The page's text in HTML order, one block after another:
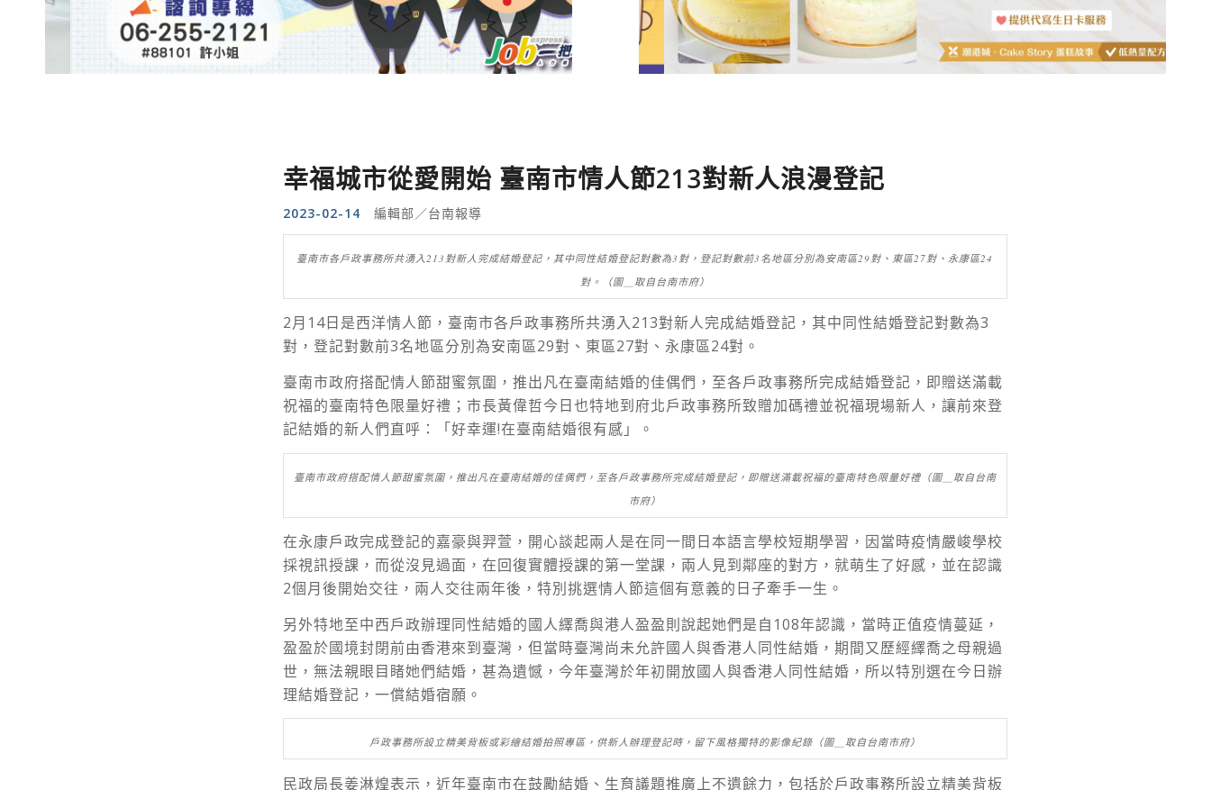
幸福城市從愛開始 臺南市情人節213對新人浪漫登記
2023-02-14 編輯部／台南報導
臺南市各戶政事務所共湧入213對新人完成結婚登記，其中同性結婚登記對數為3對，登記對數前3名地區分別為安南區29對、東區27對、永康區24
對。（圖＿取自台南市府）
2月14日是西洋情人節，臺南市各戶政事務所共湧入213對新人完成結婚登記，其中同性結婚登記對數為3
對，登記對數前3名地區分別為安南區29對、東區27對、永康區24對。
臺南市政府搭配情人節甜蜜氛圍，推出凡在臺南結婚的佳偶們，至各戶政事務所完成結婚登記，即贈送滿載
祝福的臺南特色限量好禮；市長黃偉哲今日也特地到府北戶政事務所致贈加碼禮並祝福現場新人，讓前來登
記結婚的新人們直呼：「好幸運!在臺南結婚很有感」。
臺南市政府搭配情人節甜蜜氛圍，推出凡在臺南結婚的佳偶們，至各戶政事務所完成結婚登記，即贈送滿載祝福的臺南特色限量好禮（圖＿取自台南
市府）
在永康戶政完成登記的嘉豪與羿萱，開心談起兩人是在同一間日本語言學校短期學習，因當時疫情嚴峻學校
採視訊授課，而從沒見過面，在回復實體授課的第一堂課，兩人見到鄰座的對方，就萌生了好感，並在認識
2個月後開始交往，兩人交往兩年後，特別挑選情人節這個有意義的日子牽手一生。
另外特地至中西戶政辦理同性結婚的國人繹喬與港人盈盈則說起她們是自108年認識，當時正值疫情蔓延，
盈盈於國境封閉前由香港來到臺灣，但當時臺灣尚未允許國人與香港人同性結婚，期間又歷經繹喬之母親過
世，無法親眼目睹她們結婚，甚為遺憾，今年臺灣於年初開放國人與香港人同性結婚，所以特別選在今日辦
理結婚登記，一償結婚宿願。
戶政事務所設立精美背板或彩繪結婚拍照專區，供新人辦理登記時，留下風格獨特的影像紀錄（圖＿取自台南市府）
民政局長姜淋煌表示，近年臺南市在鼓勵結婚、生育議題推廣上不遺餘力，包括於戶政事務所設立精美背板